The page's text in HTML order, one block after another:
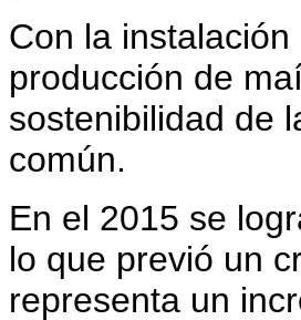
Con la
producción de
sostenibilidad de
común.
En el 2015 se
lo que previó un
representa un